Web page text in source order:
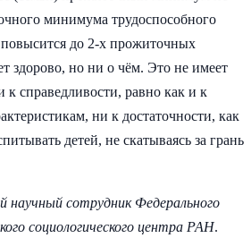
минимума трудоспособного
до 2-х прожиточных
здорово, но ни о чём. Это не имеет
справедливости, равно как и к
ни к достаточности, как
детей, не скатываясь за грань
сотрудник Федерального
социологического центра РАН.